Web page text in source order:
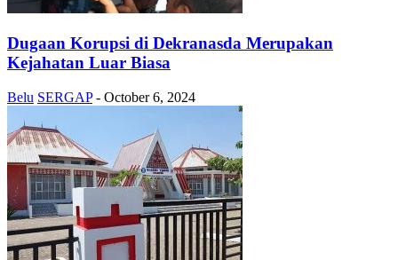
Dugaan Korupsi di Dekranasda Merupakan
Kejahatan Luar Biasa
Belu SERGAP - October 6, 2024